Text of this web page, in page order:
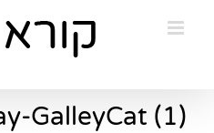
GalleyCat (1)